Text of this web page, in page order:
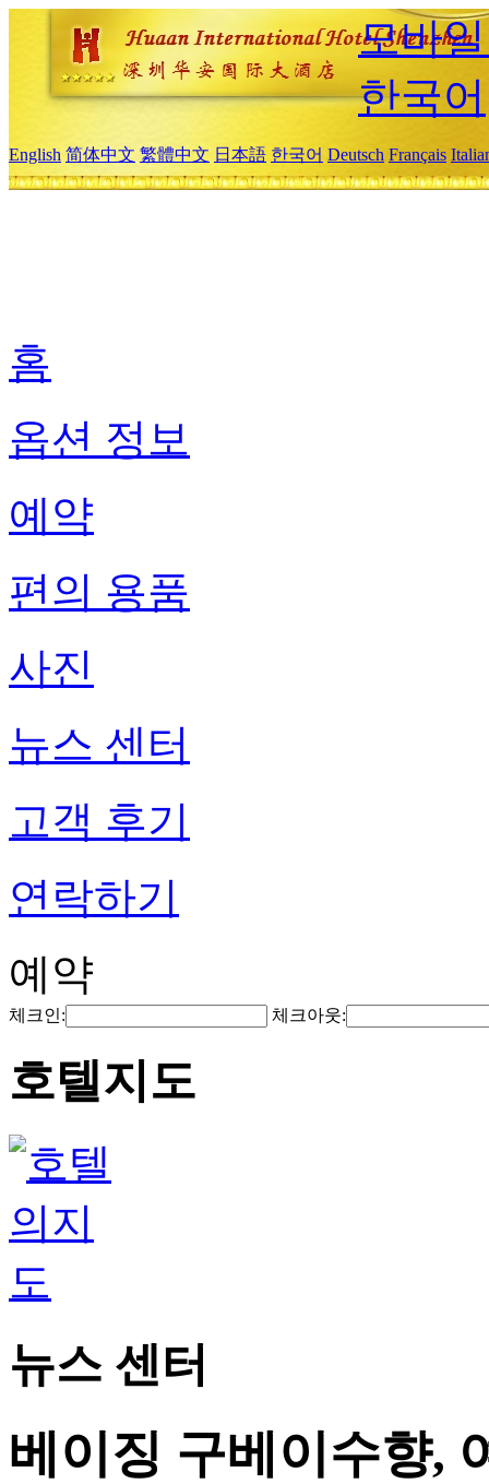
모바
한국어
English 简体中文 繁體中文 日本語 한국어 Deutsch Français
홈
옵션 정보
예약
편의 용품
사진
뉴스 센터
고객 후기
연락하기
예약
체크인: 체크아웃:
호텔지도
뉴스 센터
베이징 구베이수향,